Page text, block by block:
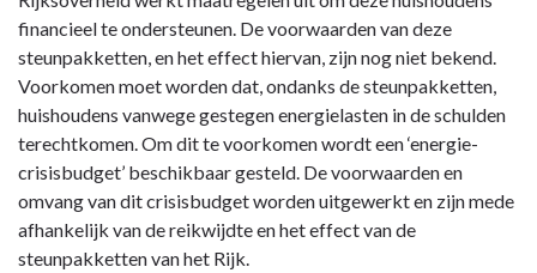
financieel te ondersteunen. De voorwaarden van deze
steunpakketten, en het effect hiervan, zijn nog niet bekend.
Voorkomen moet worden dat, ondanks de steunpakketten,
huishoudens vanwege gestegen energielasten in de schulden
terechtkomen. Om dit te voorkomen wordt een ‘energie-
crisisbudget’ beschikbaar gesteld. De voorwaarden en
omvang van dit crisisbudget worden uitgewerkt en zijn mede
afhankelijk van de reikwijdte en het effect van de
steunpakketten van het Rijk.